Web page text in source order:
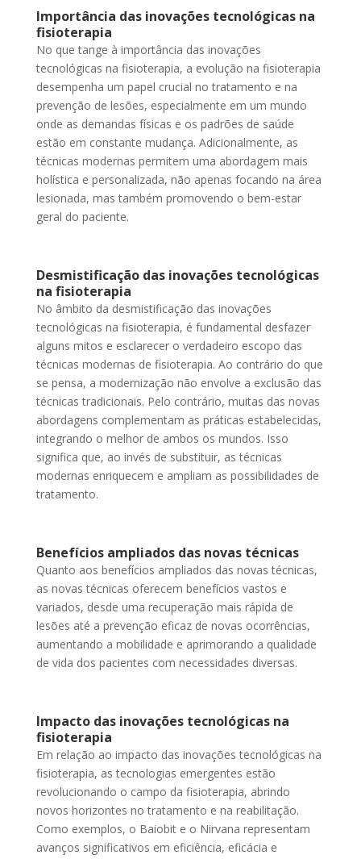
Importância das inovações tecnológicas na
fisioterapia
No que tange à importância das inovações
tecnológicas na fisioterapia, a evolução na fisioterapia
desempenha um papel crucial no tratamento e na
prevenção de lesões, especialmente em um mundo
onde as demandas físicas e os padrões de saúde
estão em constante mudança. Adicionalmente, as
técnicas modernas permitem uma abordagem mais
holística e personalizada, não apenas focando na área
lesionada, mas também promovendo o bem-estar
geral do paciente.
Desmistificação das inovações tecnológicas
na fisioterapia
No âmbito da desmistificação das inovações
tecnológicas na fisioterapia, é fundamental desfazer
alguns mitos e esclarecer o verdadeiro escopo das
técnicas modernas de fisioterapia. Ao contrário do que
se pensa, a modernização não envolve a exclusão das
técnicas tradicionais. Pelo contrário, muitas das novas
abordagens complementam as práticas estabelecidas,
integrando o melhor de ambos os mundos. Isso
significa que, ao invés de substituir, as técnicas
modernas enriquecem e ampliam as possibilidades de
tratamento.
Benefícios ampliados das novas técnicas
Quanto aos benefícios ampliados das novas técnicas,
as novas técnicas oferecem benefícios vastos e
variados, desde uma recuperação mais rápida de
lesões até a prevenção eficaz de novas ocorrências,
aumentando a mobilidade e aprimorando a qualidade
de vida dos pacientes com necessidades diversas.
Impacto das inovações tecnológicas na
fisioterapia
Em relação ao impacto das inovações tecnológicas na
fisioterapia, as tecnologias emergentes estão
revolucionando o campo da fisioterapia, abrindo
novos horizontes no tratamento e na reabilitação.
Como exemplos, o Baiobit e o Nirvana representam
avanços significativos em eficiência, eficácia e